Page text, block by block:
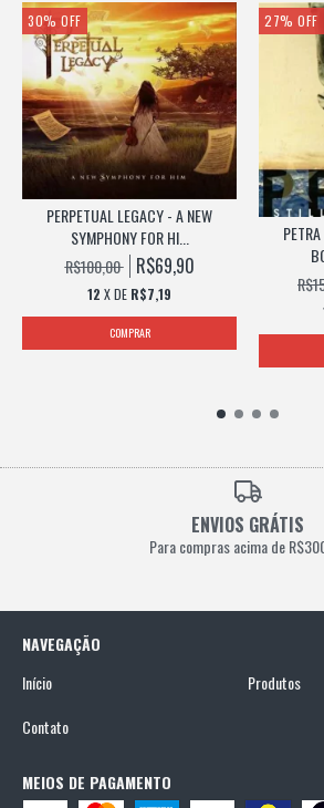
30% OFF
PERPETUAL LEGACY - A NEW
SYMPHONY FOR HI...
R$100,00 R$69,90
12 X DE R$7,19
27% OFF
ENVIOS GRÁTIS
Para compras acima de
NAVEGAÇÃO
Início
Produtos
Contato
MEIOS DE PAGAMENTO